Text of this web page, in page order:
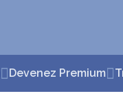
Devenez Premium